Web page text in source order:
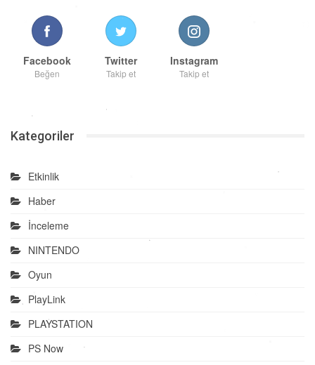
Facebook
Beğen
Twitter
Takip et
Instagram
Takip et
Kategoriler
Etkinlik
Haber
İnceleme
NINTENDO
Oyun
PlayLink
PLAYSTATION
PS Now